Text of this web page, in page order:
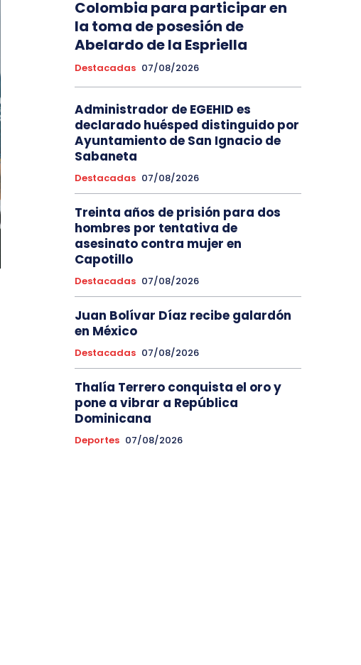
Colombia para participar en
la toma de posesión de
Abelardo de la Espriella
Destacadas 07/08/2026
Administrador de EGEHID es
declarado huésped distinguido por
Ayuntamiento de San Ignacio de
Sabaneta
Destacadas 07/08/2026
Treinta años de prisión para dos
hombres por tentativa de
asesinato contra mujer en
Capotillo
Destacadas 07/08/2026
Juan Bolívar Díaz recibe galardón
en México
Destacadas 07/08/2026
Thalía Terrero conquista el oro y
pone a vibrar a República
Dominicana
Deportes 07/08/2026